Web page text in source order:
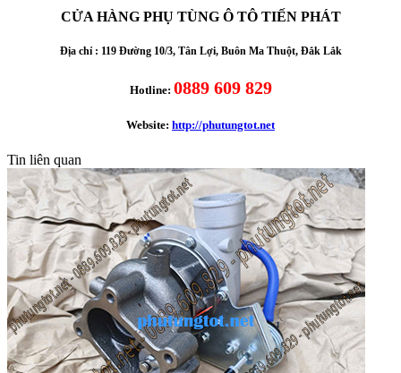
CỬA HÀNG PHỤ TÙNG Ô TÔ TIẾN PHÁT
Địa chỉ : 119 Đường 10/3, Tân Lợi, Buôn Ma Thuột, Đắk Lắk
Hotline: 0889 609 829
Website: http://phutungtot.net
Tin liên quan